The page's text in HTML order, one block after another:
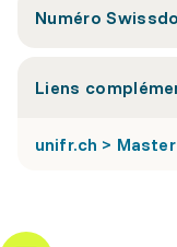
Numéro
Liens
unifr.ch >